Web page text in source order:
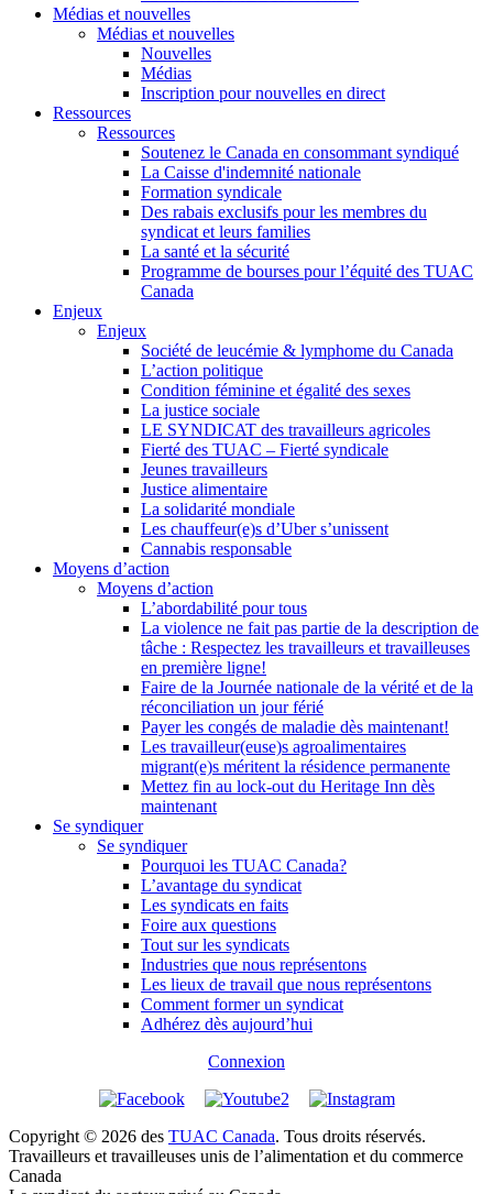
Médias et nouvelles
Médias et nouvelles
Nouvelles
Médias
Inscription pour nouvelles en direct
Ressources
Ressources
Soutenez le Canada en consommant syndiqué
La Caisse d'indemnité nationale
Formation syndicale
Des rabais exclusifs pour les membres du
syndicat et leurs families
La santé et la sécurité
Programme de bourses pour l’équité des TUAC
Canada
Enjeux
Enjeux
Société de leucémie & lymphome du Canada
L’action politique
Condition féminine et égalité des sexes
La justice sociale
LE SYNDICAT des travailleurs agricoles
Fierté des TUAC – Fierté syndicale
Jeunes travailleurs
Justice alimentaire
La solidarité mondiale
Les chauffeur(e)s d’Uber s’unissent
Cannabis responsable
Moyens d’action
Moyens d’action
L’abordabilité pour tous
La violence ne fait pas partie de la description de
tâche : Respectez les travailleurs et travailleuses
en première ligne!
Faire de la Journée nationale de la vérité et de la
réconciliation un jour férié
Payer les congés de maladie dès maintenant!
Les travailleur(euse)s agroalimentaires
migrant(e)s méritent la résidence permanente
Mettez fin au lock-out du Heritage Inn dès
maintenant
Se syndiquer
Se syndiquer
Pourquoi les TUAC Canada?
L’avantage du syndicat
Les syndicats en faits
Foire aux questions
Tout sur les syndicats
Industries que nous représentons
Les lieux de travail que nous représentons
Comment former un syndicat
Adhérez dès aujourd’hui
Connexion
Copyright © 2026 des TUAC Canada. Tous droits réservés.
Travailleurs et travailleuses unis de l’alimentation et du commerce
Canada